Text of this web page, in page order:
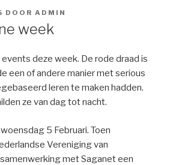
DOOR ADMIN
week
deze week. De rode draad is
een of andere manier met serious
leren te maken hadden.
ze van dag tot nacht.
5 Februari. Toen
Vereniging van
met Saganet een